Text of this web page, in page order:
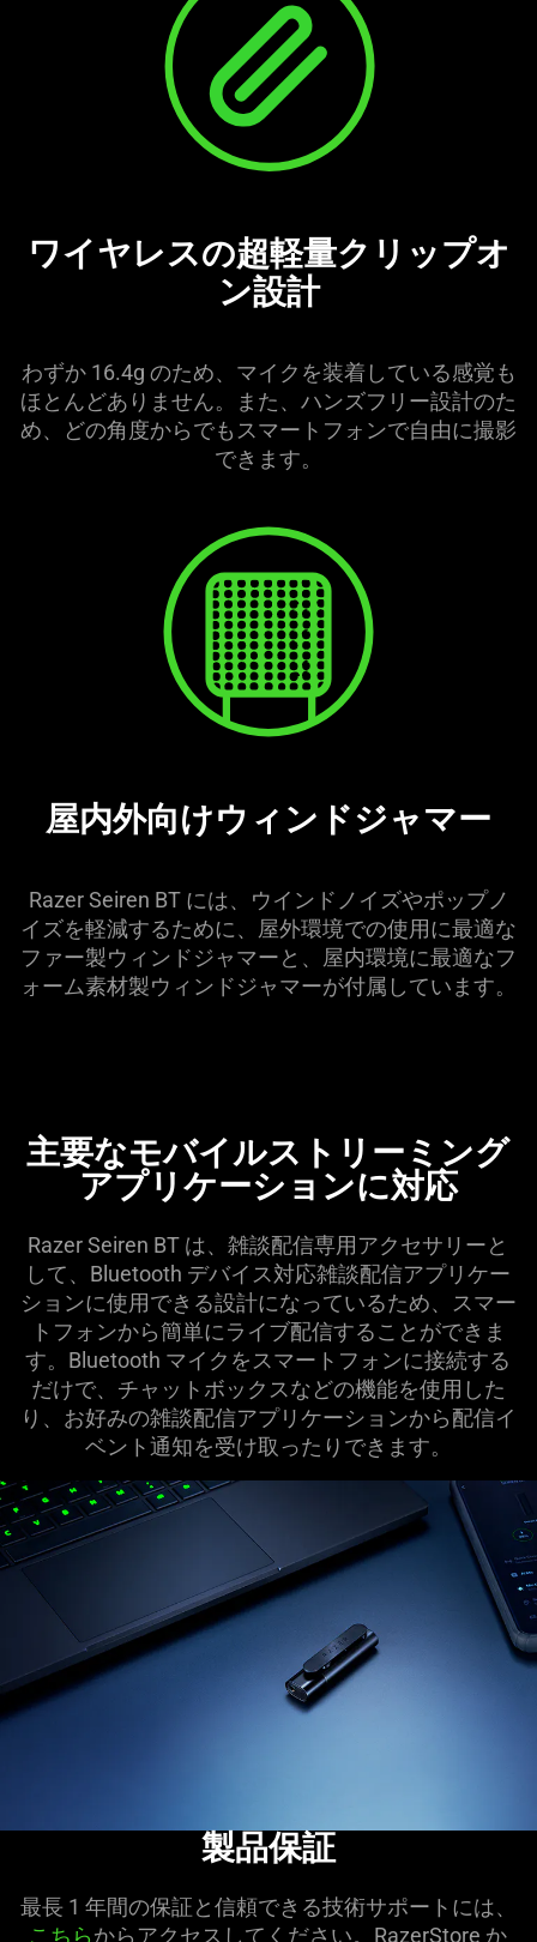
ワイヤレスの超軽量クリップオ
ン設計
わずか 16.4g のため、マイクを装着している感覚も
ほとんどありません。また、ハンズフリー設計のた
め、どの角度からでもスマートフォンで自由に撮影
できます。
屋内外向けウィンドジャマー
Razer Seiren BT には、ウインドノイズやポップノ
イズを軽減するために、屋外環境での使用に最適な
ファー製ウィンドジャマーと、屋内環境に最適なフ
ォーム素材製ウィンドジャマーが付属しています。
主要なモバイルストリーミング
アプリケーションに対応
Razer Seiren BT は、雑談配信専用アクセサリーと
して、Bluetooth デバイス対応雑談配信アプリケー
ションに使用できる設計になっているため、スマー
トフォンから簡単にライブ配信することができま
す。Bluetooth マイクをスマートフォンに接続する
だけで、チャットボックスなどの機能を使用した
り、お好みの雑談配信アプリケーションから配信イ
ベント通知を受け取ったりできます。
製品保証
最長 1 年間の保証と信頼できる技術サポートには、
こちらからアクセスしてください。RazerStore か